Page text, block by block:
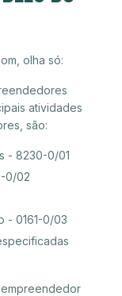
olha só:
atividades
são:
- 8230-0/01
0/02
- 0161-0/03